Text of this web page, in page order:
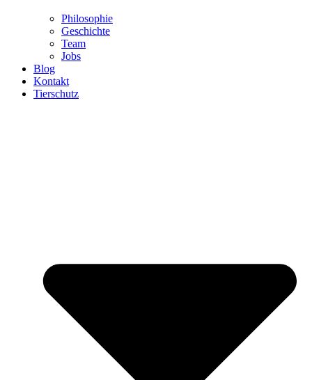
Philosophie
Geschichte
Team
Jobs
Blog
Kontakt
Tierschutz